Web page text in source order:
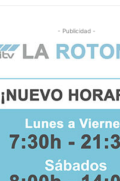
- Publicidad -